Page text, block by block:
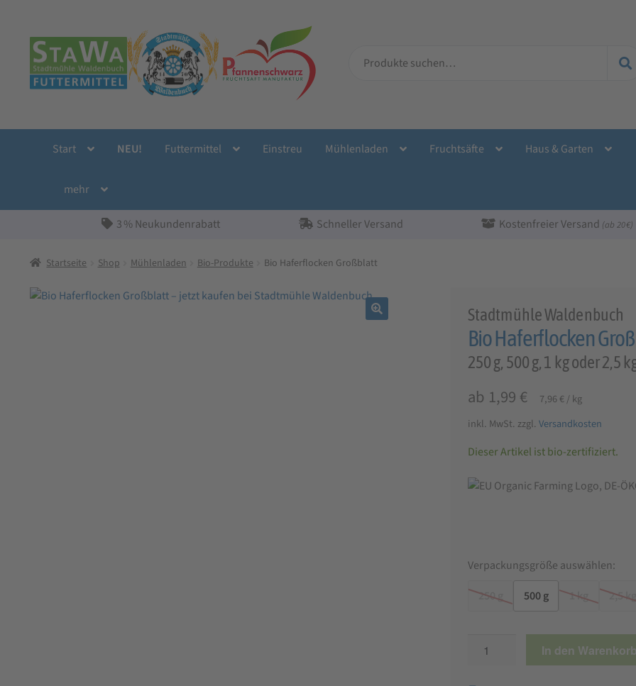
Navigation
springen
Inhalt
springen
nach:
Start NEU! Futtermittel Einstreu Mühlenladen Fruchtsäfte Haus & Garten
mehr
3 % Neukundenrabatt Schneller Versand Kostenfreier Versand (ab 20 €)
Startseite Shop Mühlenladen Bio-Produkte Bio Haferflocken Großblatt
Stadtmühle Waldenbuch
Bio Haferflocken
250 g, 500 g, 1 kg oder 2,5
ab 1,99 € 7,96 € /kg
inkl. MwSt. zzgl. Versandkosten
Dieser Artikel ist bio-zertifiziert.
Verpackungsgröße auswählen:
250 g
500 g 1 kg 2,5
Haferflocken
In den